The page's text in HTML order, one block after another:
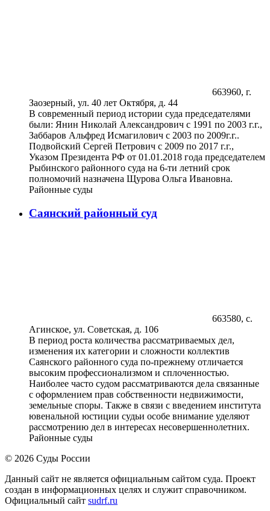
663960, г.
Заозерный, ул. 40 лет Октября, д. 44
В современный период истории суда председателями
были: Янин Николай Александрович с 1991 по 2003 г.г.,
Заббаров Альфред Исмагилович с 2003 по 2009г.г..
Подвойский Сергей Петрович с 2009 по 2017 г.г.,
Указом Президента РФ от 01.01.2018 года председателем
Рыбинского районного суда на 6-ти летний срок
полномочий назначена Щурова Ольга Ивановна.
Районные суды
Саянский районный суд
663580, с.
Агинское, ул. Советская, д. 106
В период роста количества рассматриваемых дел,
изменения их категории и сложности коллектив
Саянского районного суда по-прежнему отличается
высоким профессионализмом и сплоченностью.
Наиболее часто судом рассматриваются дела связанные
с оформлением прав собственности недвижимости,
земельные споры. Также в связи с введением института
ювенальной юстиции судьи особе внимание уделяют
рассмотрению дел в интересах несовершеннолетних.
Районные суды
© 2026 Суды России
Данный сайт не является официальным сайтом суда. Проект
создан в информационных целях и служит справочником.
Официальный сайт sudrf.ru